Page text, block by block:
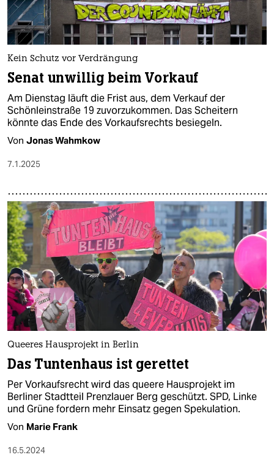
Kein Schutz vor Verdrängung
Senat unwillig beim Vorkauf
Am Dienstag läuft die Frist aus, dem Verkauf der
Schönleinstraße 19 zuvorzukommen. Das Scheitern
könnte das Ende des Vorkaufsrechts besiegeln.
Von Jonas Wahmkow
7.1.2025
Queeres Hausprojekt in Berlin
Das Tuntenhaus ist gerettet
Per Vorkaufsrecht wird das queere Hausprojekt im
Berliner Stadtteil Prenzlauer Berg geschützt. SPD, Linke
und Grüne fordern mehr Einsatz gegen Spekulation.
Von Marie Frank
16.5.2024